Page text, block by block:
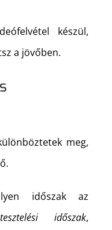
készül,
a jövőben.
meg,
időszak az
időszak,